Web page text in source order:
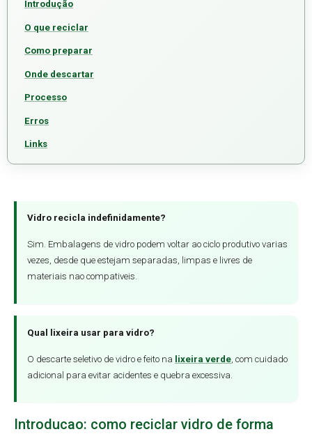
Introdução
O que reciclar
Como preparar
Onde descartar
Processo
Erros
Links
Vidro recicla indefinidamente?
Sim. Embalagens de vidro podem voltar ao ciclo produtivo varias
vezes, desde que estejam separadas, limpas e livres de
materiais nao compativeis.
Qual lixeira usar para vidro?
O descarte seletivo de vidro e feito na lixeira verde , com cuidado
adicional para evitar acidentes e quebra excessiva.
Introducao: como reciclar vidro de forma